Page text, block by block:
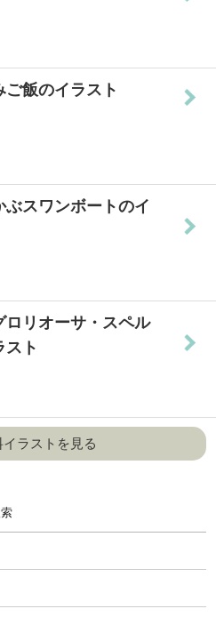
ご飯のイラスト
ぶスワンボートのイ
ロリオーサ・スペル
スト
ラストを見る